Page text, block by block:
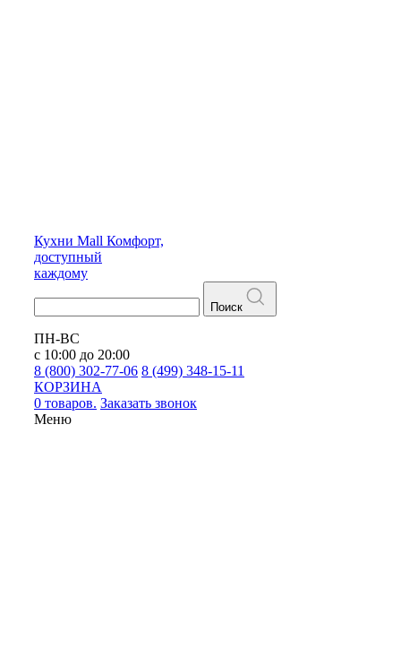
Кухни Mall Комфорт,
доступный
каждому
Поиск
ПН-ВС
с 10:00 до 20:00
8 (800) 302-77-06 8 (499) 348-15-11
КОРЗИНА
0 товаров. Заказать звонок
Меню